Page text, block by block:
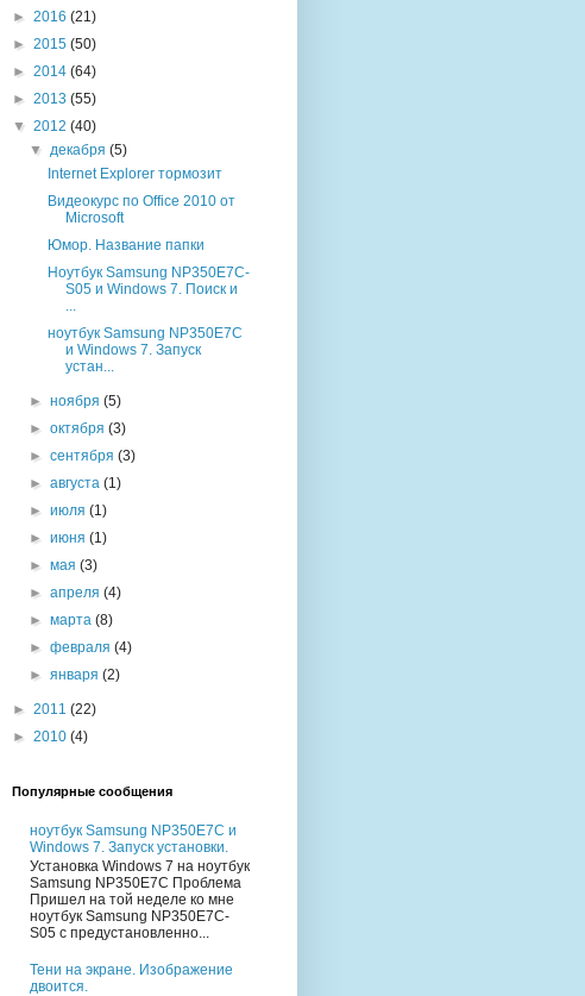
► 2016 (21)
► 2015 (50)
► 2014 (64)
► 2013 (55)
▼ 2012 (40)
▼декабря(5)
Internet Explorer тормозит
Видеокурс по Office 2010 от
Microsoft
Юмор. Название папки
Ноутбук Samsung NP350E7C-
S05 и Windows 7. Поиск и
...
ноутбук Samsung NP350E7C
и Windows 7. Запуск
устан...
►ноября(5)
►октября(3)
►сентября(3)
►августа(1)
►июля(1)
►июня(1)
►мая(3)
►апреля(4)
►марта(8)
►февраля(4)
►января(2)
► 2011 (22)
► 2010 (4)
Популярные сообщения
ноутбук Samsung NP350E7C и
Windows 7. Запуск установки.
Установка Windows 7 на ноутбук
Samsung NP350E7C Проблема
Пришел на той неделе ко мне
ноутбук Samsung NP350E7C-
S05 с предустановленно...
Тени на экране. Изображение
двоится.